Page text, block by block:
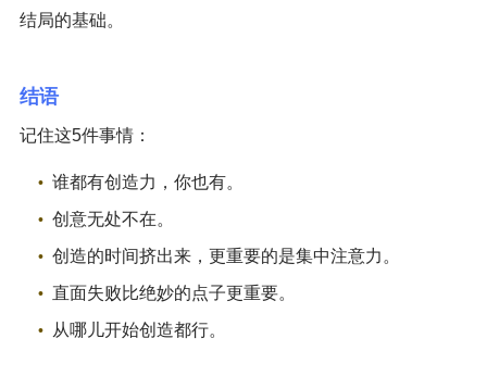
结局的基础。
结语
记住这5件事情：
谁都有创造力，你也有。
创意无处不在。
创造的时间挤出来，更重要的是集中注意力。
直面失败比绝妙的点子更重要。
从哪儿开始创造都行。